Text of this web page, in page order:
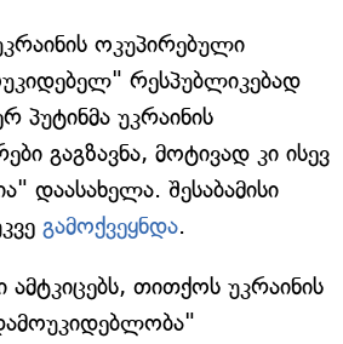
ოკუპირებული
რესპუბლიკებად
პუტინმა უკრაინის
გაგზავნა, მოტივად კი ისევ
დაასახელა. შესაბამისი
გამოქვეყნდა.
ამტკიცებს, თითქოს უკრაინის